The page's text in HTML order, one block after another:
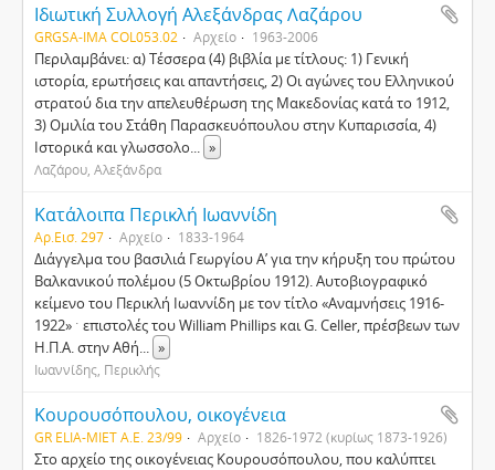
Ιδιωτική Συλλογή Αλεξάνδρας Λαζάρου
GRGSA-IMA COL053.02 Αρχείο 1963-2006
Περιλαμβάνει: α) Τέσσερα (4) βιβλία με τίτλους: 1) Γενική
ιστορία, ερωτήσεις και απαντήσεις, 2) Οι αγώνες του Ελληνικού
στρατού δια την απελευθέρωση της Μακεδονίας κατά το 1912,
3) Ομιλία του Στάθη Παρασκευόπουλου στην Κυπαρισσία, 4)
Ιστορικά και γλωσσολο... »
Λαζάρου, Αλεξάνδρα
Κατάλοιπα Περικλή Ιωαννίδη
Αρ.Εισ. 297 Αρχείο 1833-1964
Διάγγελμα του βασιλιά Γεωργίου Α’ για την κήρυξη του πρώτου
Βαλκανικού πολέμου (5 Οκτωβρίου 1912). Αυτοβιογραφικό
κείμενο του Περικλή Ιωαννίδη με τον τίτλο «Αναμνήσεις 1916-
1922» ˑ επιστολές του William Phillips και G. Celler, πρέσβεων των
Η.Π.Α. στην Αθή... »
Ιωαννίδης, Περικλής
Κουρουσόπουλου, οικογένεια
GR ELIA-MIET Α.Ε. 23/99 Αρχείο 1826-1972 (κυρίως 1873-1926)
Στο αρχείο της οικογένειας Κουρουσόπουλου, που καλύπτει